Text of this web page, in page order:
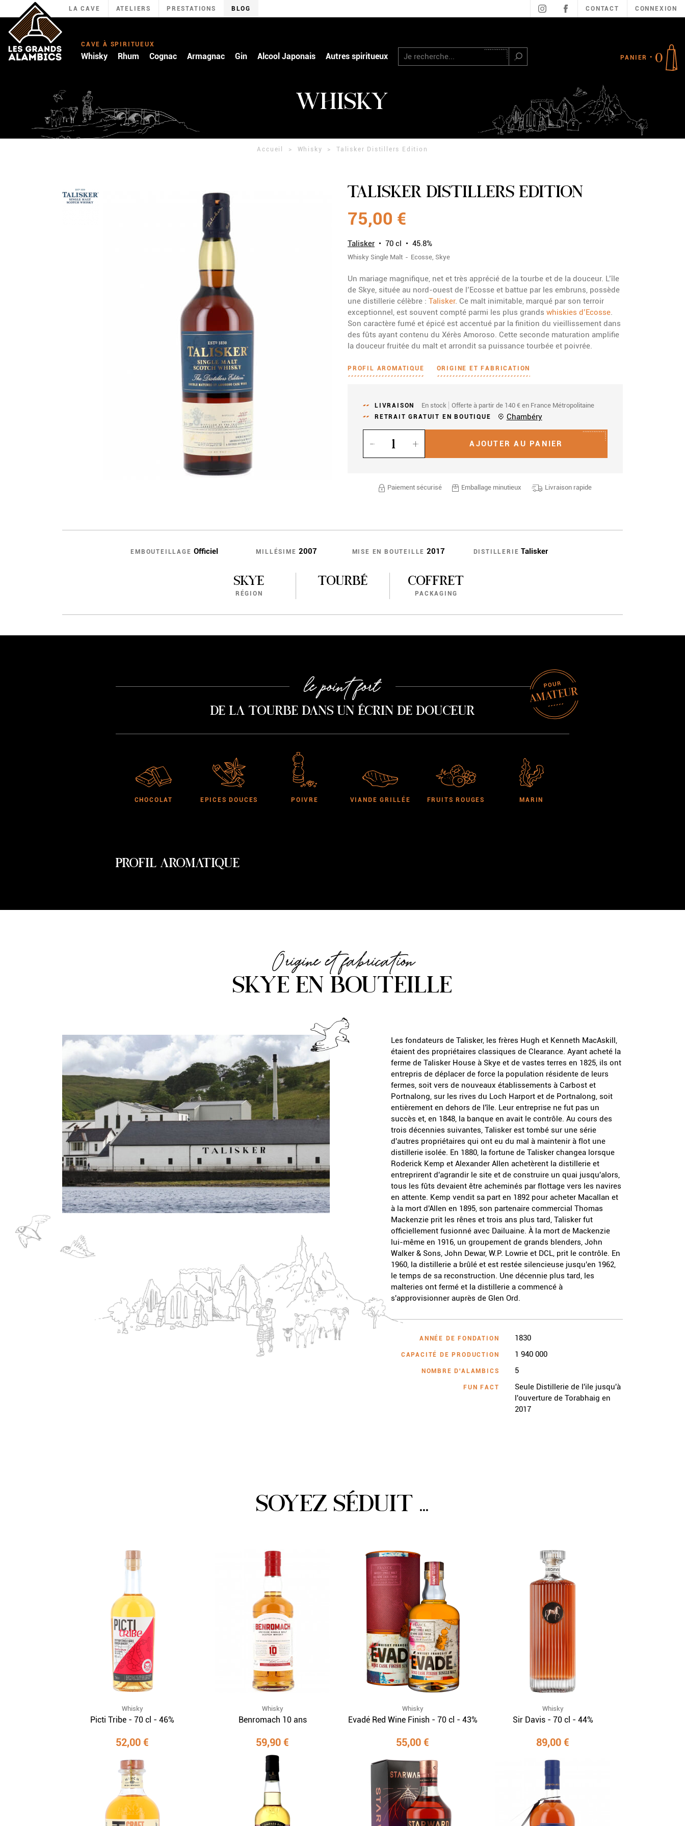
LA CAVE ATELIERS PRESTATIONS BLOG CONTACT CONNEXION
CAVE À SPIRITUEUX
Whisky Rhum Cognac Armagnac Gin Alcool Japonais Autres spiritueux Rechercher PANIER 0
WHISKY
Accueil Whisky Talisker Distillers Edition
TALISKER DISTILLERS EDITION
75,00 €
Talisker 70 cl 45.8%
Whisky Single Malt Ecosse Skye
Un mariage magnifique, net et très apprécié de la tourbe et de la douceur. L’île
de Skye, située au nord-ouest de l’Ecosse et battue par les embruns, possède
une distillerie célèbre : Talisker. Ce malt inimitable, marqué par son terroir
exceptionnel, est souvent compté parmi les plus grands whiskies d’Ecosse.
Son caractère fumé et épicé est accentué par la finition du vieillissement dans
des fûts ayant contenu du Xérès Amoroso. Cette seconde maturation amplifie
la douceur fruitée du malt et arrondit sa puissance tourbée et poivrée.
PROFIL AROMATIQUE ORIGINE ET FABRICATION
LIVRAISON En stock Offerte à partir de 140 € en France Métropolitaine
RETRAIT GRATUIT EN BOUTIQUE
Chambéry
AJOUTER AU PANIER
Paiement sécurisé Emballage minutieux Livraison rapide
EMBOUTEILLAGE Officiel MILLÉSIME 2007 MISE EN BOUTEILLE 2017 DISTILLERIE Talisker
SKYE
RÉGION
TOURBÉ COFFRET
PACKAGING
le point fort
De la tourbe dans un écrin de douceur
AMATEUR
CHOCOLAT EPICES DOUCES POIVRE VIANDE GRILLÉE FRUITS ROUGES MARIN
PROFIL AROMATIQUE
Origine et fabrication
SKYE EN BOUTEILLE
Les fondateurs de Talisker, les frères Hugh et Kenneth MacAskill,
étaient des propriétaires classiques de Clearance. Ayant acheté la
ferme de Talisker House à Skye et de vastes terres en 1825, ils ont
entrepris de déplacer de force la population résidente de leurs
fermes, soit vers de nouveaux établissements à Carbost et
Portnalong, sur les rives du Loch Harport et de Portnalong, soit
entièrement en dehors de l'île. Leur entreprise ne fut pas un
succès et, en 1848, la banque en avait le contrôle. Au cours des
trois décennies suivantes, Talisker est tombé sur une série
d'autres propriétaires qui ont eu du mal à maintenir à flot une
distillerie isolée. En 1880, la fortune de Talisker changea lorsque
Roderick Kemp et Alexander Allen achetèrent la distillerie et
entreprirent d'agrandir le site et de construire un quai jusqu'alors,
tous les fûts devaient être acheminés par flottage vers les navires
en attente. Kemp vendit sa part en 1892 pour acheter Macallan et
à la mort d'Allen en 1895, son partenaire commercial Thomas
Mackenzie prit les rênes et trois ans plus tard, Talisker fut
officiellement fusionné avec Dailuaine. À la mort de Mackenzie
lui-même en 1916, un groupement de grands blenders, John
Walker & Sons, John Dewar, W.P. Lowrie et DCL, prit le contrôle. En
1960, la distillerie a brûlé et est restée silencieuse jusqu'en 1962,
le temps de sa reconstruction. Une décennie plus tard, les
malteries ont fermé et la distillerie a commencé à
s'approvisionner auprès de Glen Ord.
ANNÉE DE FONDATION 1830
CAPACITÉ DE PRODUCTION 1 940 000
NOMBRE D'ALAMBICS 5
FUN FACT
Seule Distillerie de l'ile jusqu'à
l'ouverture de Torabhaig en
2017
SOYEZ SÉDUIT ...
Whisky
Picti Tribe - 70 cl - 46%
52,00 €
Whisky
Benromach 10 ans
59,90 €
Whisky
Evadé Red Wine Finish - 70 cl - 43%
55,00 €
Whisky
Sir Davis - 70 cl - 44%
89,00 €